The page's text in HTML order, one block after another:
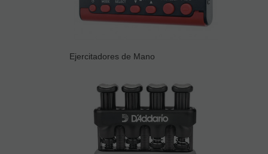
Ejercitadores de Mano